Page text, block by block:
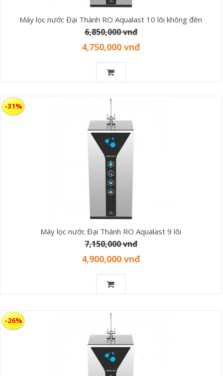
Máy lọc nước Đại Thành RO Aqualast 10 lõi không đèn
6,850,000 vnđ
4,750,000 vnđ
Máy lọc nước Đại Thành RO Aqualast 9 lõi
7,150,000 vnđ
4,900,000 vnđ
-31%
-26%